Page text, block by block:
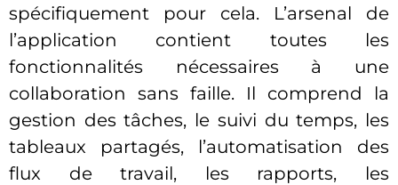
spécifiquement pour cela. L’arsenal de
l’application contient toutes les
fonctionnalités nécessaires à une
collaboration sans faille. Il comprend la
gestion des tâches, le suivi du temps, les
tableaux partagés, l’automatisation des
flux de travail, les rapports, les